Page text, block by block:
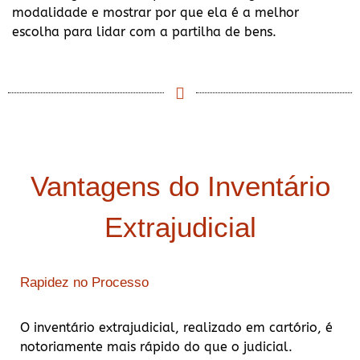
modalidade e mostrar por que ela é a melhor
escolha para lidar com a partilha de bens.
Vantagens do Inventário
Extrajudicial
Rapidez no Processo
O inventário extrajudicial, realizado em cartório, é
notoriamente mais rápido do que o judicial.